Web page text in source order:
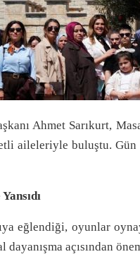
Ahmet Sarıkurt,
aileleriyle buluştu.
eğlendiği, oyunlar
açısından